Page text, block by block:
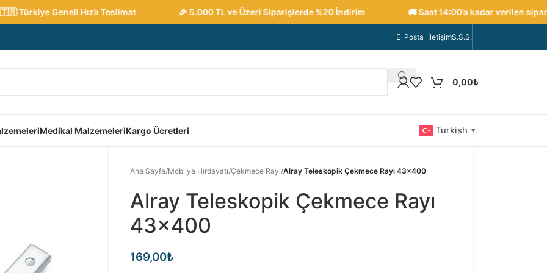
Türkiye Geneli Hızlı Teslimat 🎉 5.000 TL ve Üzeri Siparişlerde %20 İndirim 🚚 Saat 14:00’a kadar verilen
E-Posta İletişimS.S.S.
0,00₺
Medikal MalzemeleriKargo Ücretleri Turkish ▼
Ana Sayfa/Mobilya Hırdavatı/Çekmece Rayı/Alray Teleskopik Çekmece Rayı 43×400
Alray Teleskopik Çekmece Rayı
43×400
169,00₺